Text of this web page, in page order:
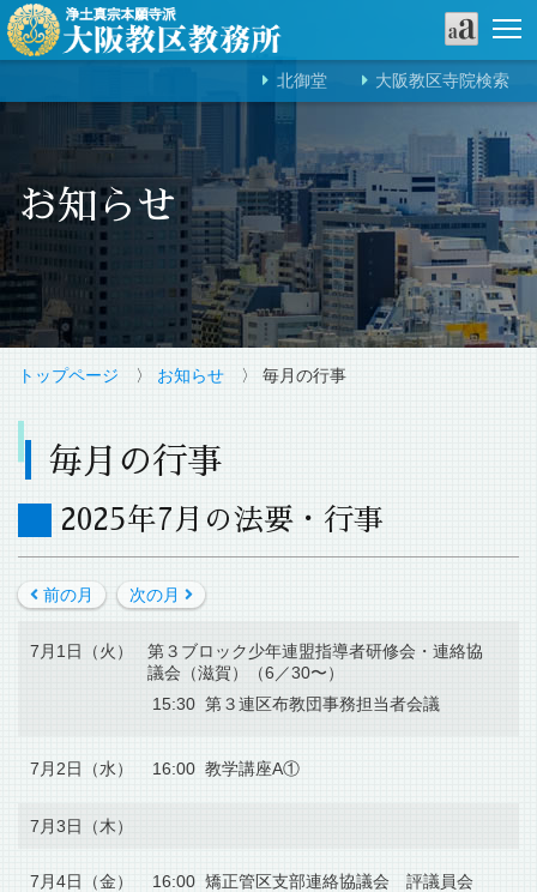
北御堂 大阪教区寺院検索
お知らせ
トップページ 〉 お知らせ 〉 毎月の行事
毎月の行事
2025年7月の法要・行事
前の月 次の月
7月1日（火）
第３ブロック少年連盟指導者研修会・連絡協
議会（滋賀）（6／30〜）
15:30 第３連区布教団事務担当者会議
7月2日（水） 16:00 教学講座A①
7月3日（木）
7月4日（金） 16:00 矯正管区支部連絡協議会 評議員会